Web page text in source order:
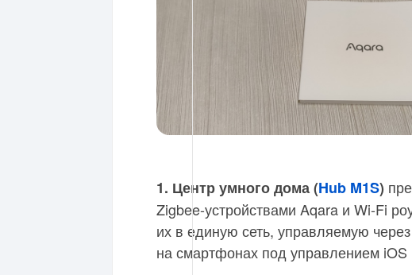
1. Центр умного дома (Hub M1S)
Zigbee-устройствами Aqara и Wi-Fi
их в единую сеть, управляемую
на смартфонах под управлением iOS